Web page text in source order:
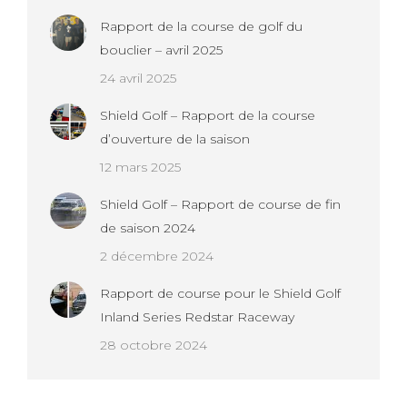
Rapport de la course de golf du
bouclier – avril 2025
24 avril 2025
Shield Golf – Rapport de la course
d’ouverture de la saison
12 mars 2025
Shield Golf – Rapport de course de fin
de saison 2024
2 décembre 2024
Rapport de course pour le Shield Golf
Inland Series Redstar Raceway
28 octobre 2024